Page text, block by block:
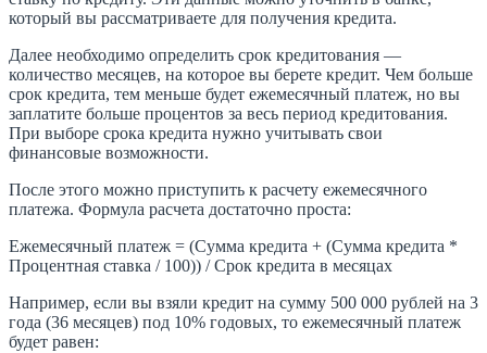
который вы рассматриваете для получения кредита.
Далее необходимо определить срок кредитования —
количество месяцев, на которое вы берете кредит. Чем больше
срок кредита, тем меньше будет ежемесячный платеж, но вы
заплатите больше процентов за весь период кредитования.
При выборе срока кредита нужно учитывать свои
финансовые возможности.
После этого можно приступить к расчету ежемесячного
платежа. Формула расчета достаточно проста:
Ежемесячный платеж = (Сумма кредита + (Сумма кредита *
Процентная ставка / 100)) / Срок кредита в месяцах
Например, если вы взяли кредит на сумму 500 000 рублей на 3
года (36 месяцев) под 10% годовых, то ежемесячный платеж
будет равен: